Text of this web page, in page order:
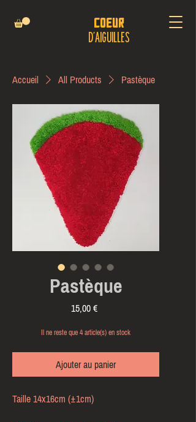
Coeur
D'AIGUILLES
Accueil All Products Pastèque
Pastèque
15,00 €Prix
Il ne reste que 4 article(s) en stock
Ajouter au panier
Taille 14x16cm (±1cm)